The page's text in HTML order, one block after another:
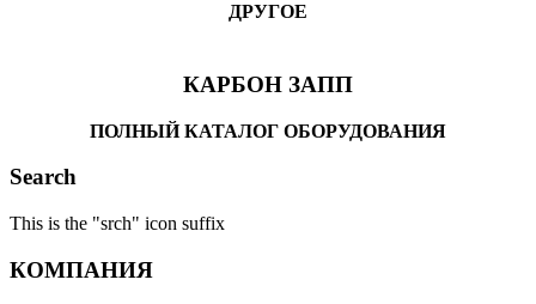
ДРУГОЕ
КАРБОН ЗАПП
ПОЛНЫЙ КАТАЛОГ ОБОРУДОВАНИЯ
Search
This is the "srch" icon suffix
КОМПАНИЯ